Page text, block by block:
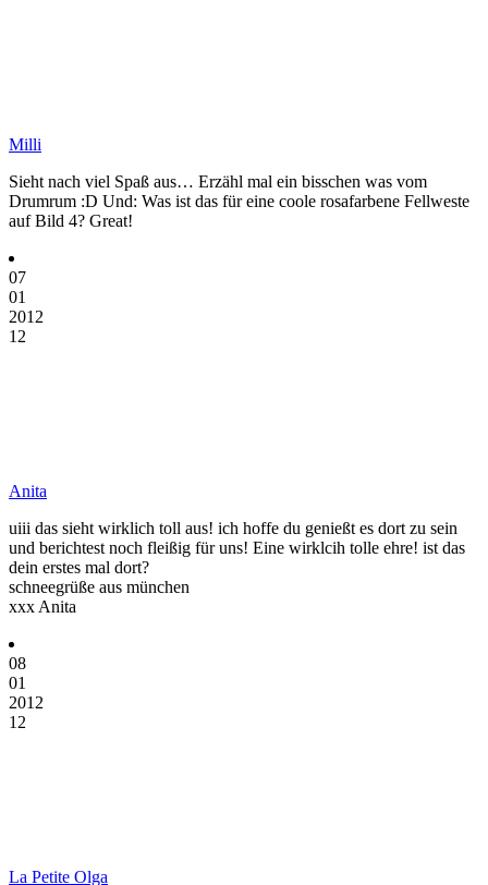
Milli
Sieht nach viel Spaß aus… Erzähl mal ein bisschen was vom
Drumrum :D Und: Was ist das für eine coole rosafarbene Fellweste
auf Bild 4? Great!
07
01
2012
12
Anita
uiii das sieht wirklich toll aus! ich hoffe du genießt es dort zu sein
und berichtest noch fleißig für uns! Eine wirklcih tolle ehre! ist das
dein erstes mal dort?
schneegrüße aus münchen
xxx Anita
08
01
2012
12
La Petite Olga